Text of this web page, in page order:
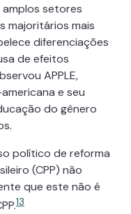
setores
majoritários mais
diferenciações
de efeitos
APPLE,
e seu
do gênero
político de reforma
(CPP) não
que este não é
13